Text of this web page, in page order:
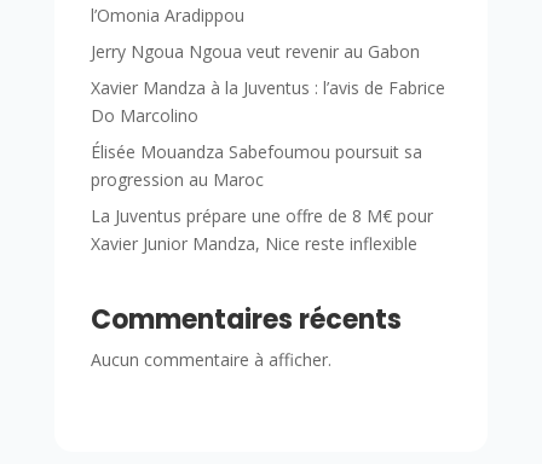
l’Omonia Aradippou
Jerry Ngoua Ngoua veut revenir au Gabon
Xavier Mandza à la Juventus : l’avis de Fabrice
Do Marcolino
Élisée Mouandza Sabefoumou poursuit sa
progression au Maroc
La Juventus prépare une offre de 8 M€ pour
Xavier Junior Mandza, Nice reste inflexible
Commentaires récents
Aucun commentaire à afficher.